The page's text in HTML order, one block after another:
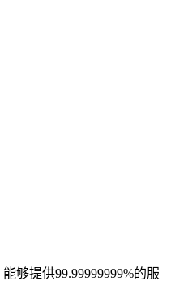
够提供99.99999999%的服